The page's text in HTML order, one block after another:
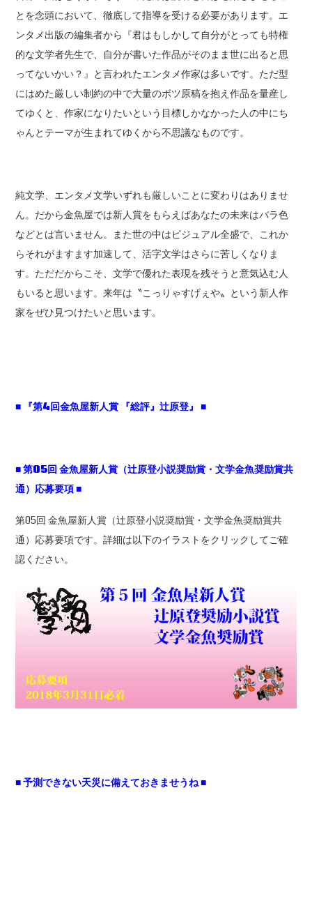
とを念頭において、徹底して指導を受ける必要があります。エ
ンタメ出版の編集者から『君はもしかして自分がとっても特権
的な文学者先生で、自分が書いた作品がそのまま世に出ると思
ってないかい？』と言われたエンタメ作家は多いです。ただ型
にはめた厳しい制約の中で大量のボツ原稿を抱え作品を量産し
てゆくと、作家になりたいという目標しかなかった人の中にち
ゃんとテーマが生まれてゆくから不思議なものです。
純文学、エンタメ文学いずれも厳しいことに変わりはありませ
ん。だから金魚屋では新人賞をもらえばあなたの未来はバラ色
などとは言いません。また世の中はビジュアル全盛で、これか
らそれがますます加速して、活字文学はさらに苦しくなりま
す。ただだからこそ、文学で優れた表現を残そうと意気込む人
もいると思います。来年は〝こっりゃすげぇや〟という新人作
家をぜひ見つけたいと思います。
■ 『第4回金魚屋新人賞 『総評』辻原登』 ■
■第05回金魚屋新人賞（辻原登小説奨励賞・文学金魚奨励賞共
通）応募要項■
第05回 金魚屋新人賞（辻原登小説奨励賞・文学金魚奨励賞共
通）応募要項です。詳細は以下のイラストをクリックしてご確
認ください。
■ 予測できない天災に備えておきませうね ■